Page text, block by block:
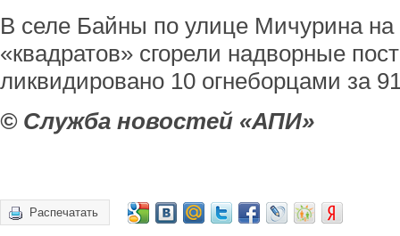
В селе Байны по улице Мичурина
«квадратов» сгорели надворные
ликвидировано 10 огнеборцами за
© Служба новостей «АПИ»
Распечатать